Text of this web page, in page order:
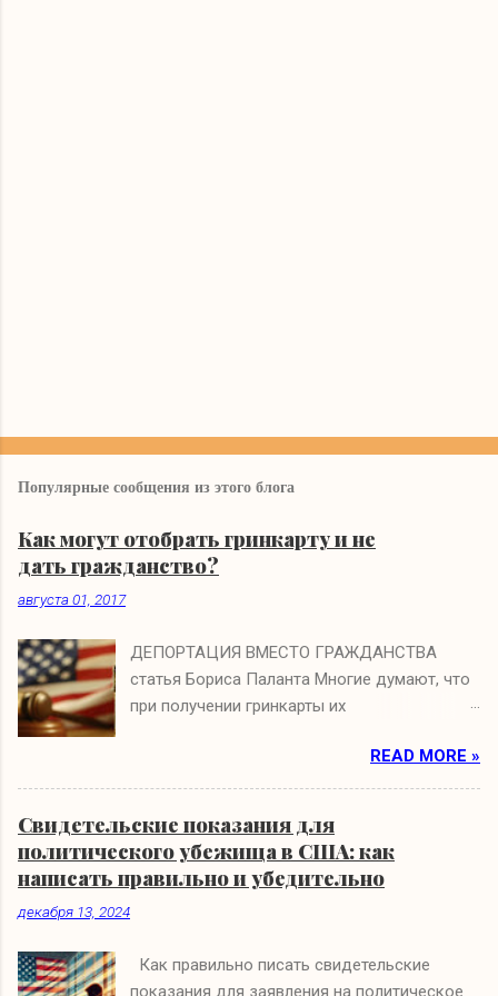
Популярные сообщения из этого блога
Как могут отобрать гринкарту и не
дать гражданство?
августа 01, 2017
ДЕПОРТАЦИЯ ВМЕСТО ГРАЖДАНСТВА
статья Бориса Паланта Многие думают, что
при получении гринкарты их
Они ошибаются. Если на интервью по
натурализации иммиграционный офицер
ошибке или в результате мошенничества, то
вам не только откажут в гражданстве, но и
аннулируют гринкарту и начнут процесс
вам нужно будет доказывать, что гринкарту
READ MORE »
Свидетельские показания для
политического убежища в США: как
написать правильно и убедительно
декабря 13, 2024
Как правильно писать свидетельские
показания для заявления на политическое